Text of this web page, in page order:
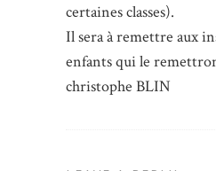
certaines classes).
Il sera à remettre aux
enfants qui le
christophe BLIN